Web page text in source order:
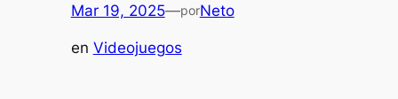
Mar 19, 2025—porNeto
en Videojuegos